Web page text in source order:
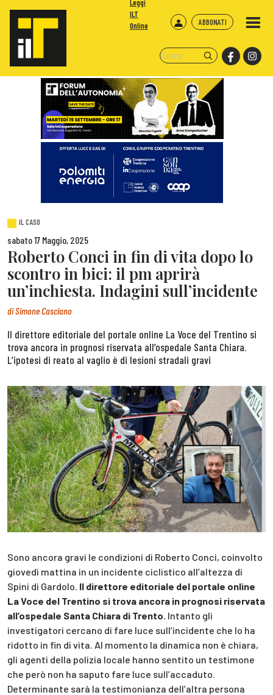
ABBONATI
Leggi
ILT
Online
IL CASO
sabato 17 Maggio, 2025
Roberto Conci in fin di vita dopo lo
scontro in bici: il pm aprirà
un’inchiesta. Indagini sull’incidente
diSimone Casciano
Il direttore editoriale del portale online La Voce del Trentino si
trova ancora in prognosi riservata all’ospedale Santa Chiara.
L’ipotesi di reato al vaglio è di lesioni stradali gravi
Sono ancora gravi le condizioni di Roberto Conci, coinvolto
giovedì mattina in un incidente ciclistico all’altezza di
Spini di Gardolo. Il direttore editoriale del portale online
La Voce del Trentino si trova ancora in prognosi riservata
all’ospedale Santa Chiara di Trento. Intanto gli
investigatori cercano di fare luce sull’incidente che lo ha
ridotto in fin di vita. Al momento la dinamica non è chiara,
gli agenti della polizia locale hanno sentito un testimone
che però non ha saputo fare luce sull’accaduto.
Determinante sarà la testimonianza dell’altra persona